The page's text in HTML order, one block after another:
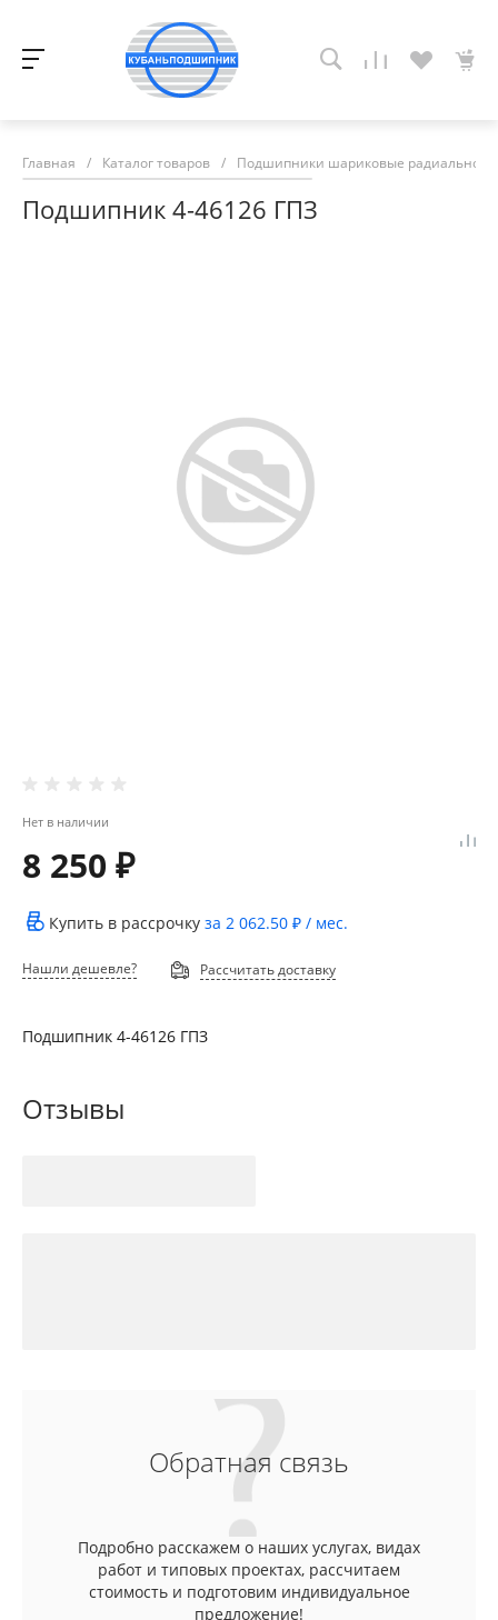
Главная / Каталог товаров / Подшипники шариковые радиально-
Подшипник 4-46126 ГПЗ
Нет в наличии
8 250 ₽
Купить в рассрочку за 2 062.50 ₽ / мес.
Нашли дешевле? Рассчитать доставку
Подшипник 4-46126 ГПЗ
Отзывы
Обратная связь
Подробно расскажем о наших услугах, видах
работ и типовых проектах, рассчитаем
стоимость и подготовим индивидуальное
предложение!